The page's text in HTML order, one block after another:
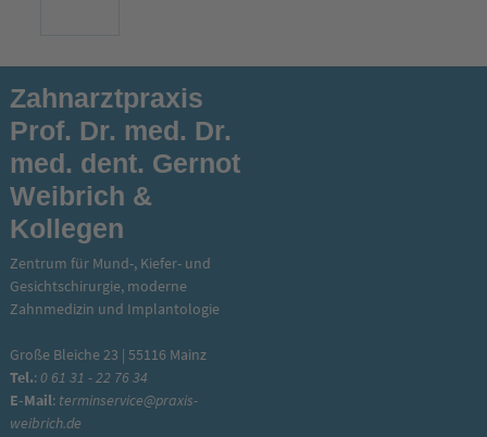
Zahnarztpraxis
Prof. Dr. med. Dr.
med. dent. Gernot
Weibrich &
Kollegen
Zentrum für Mund-, Kiefer- und
Gesichtschirurgie, moderne
Zahnmedizin und Implantologie
Große Bleiche 23 | 55116 Mainz
Tel.:0 61 31 - 22 76 34
E-Mail: terminservice@praxis-
weibrich.de